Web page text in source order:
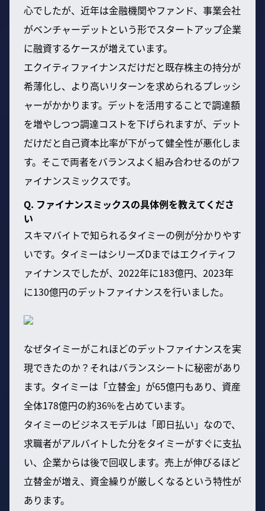
心でしたが、近年は金融機関やファンド、事業会社
がベンチャーデットという形でスタートアップ企業
に融資するケースが増えています。
エクイティファイナンスだけだと既存株主の持分が
希薄化し、より高いリターンを求められるプレッシ
ャーがかかります。デットを活用することで調達額
を増やしつつ調達コストを下げられますが、デット
だけだと自己資本比率が下がって健全性が悪化しま
す。そこで両者をバランスよく組み合わせるのがフ
ァイナンスミックスです。
Q. ファイナンスミックスの具体例を教えてくださ
い
スキマバイトで知られるタイミーの例が分かりやす
いです。タイミーはシリーズDまではエクイティフ
ァイナンスでしたが、2022年に183億円、2023年
に130億円のデットファイナンスを行いました。
なぜタイミーがこれほどのデットファイナンスを実
現できたのか？それはバランスシートに秘密があり
ます。タイミーは「立替金」が65億円もあり、資産
全体178億円の約36%を占めています。
タイミーのビジネスモデルは「即日払い」なので、
求職者がアルバイトした分をタイミーがすぐに支払
い、企業からは後で回収します。売上が伸びるほど
立替金が増え、資金繰りが厳しくなるという特性が
あります。